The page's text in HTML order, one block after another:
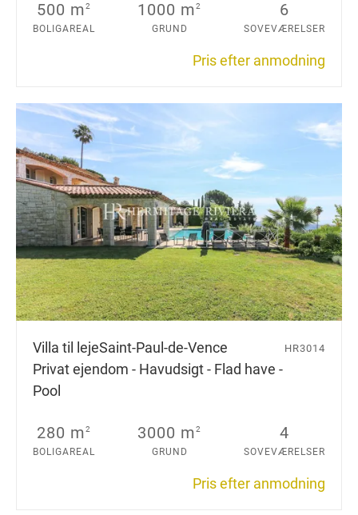
500 m2
BOLIGAREAL
1000 m2
GRUND
6
SOVEVÆRELSER
Pris efter anmodning
Villa til lejeSaint-Paul-de-Vence
Privat ejendom - Havudsigt - Flad have -
Pool
HR3014
280 m2
BOLIGAREAL
3000 m2
GRUND
4
SOVEVÆRELSER
Pris efter anmodning